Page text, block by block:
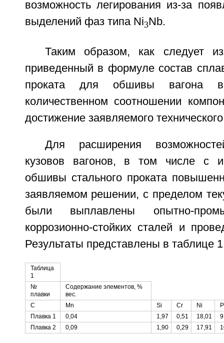
возможность легирования из-за
выделений фаз типа Ni3Nb.
Таким образом, как следует
приведенный в формуле состав
проката для обшивы вагона
количественном соотношении
достижение заявляемого
Для расширения
кузовов вагонов, в том числе с
обшивы стального проката
заявляемом решении, с пределом
были выплавлены опытно-
коррозионно-стойких сталей и
Результаты представлены в таблице
Таблица
1
№
плавки
Содержание элементов, %
вес.
С
Мn Si Cr Ni
P
Плавка 1
0,04 1,97 0,51 18,01
Плавка 2
0,09 1,90 0,29 17,91